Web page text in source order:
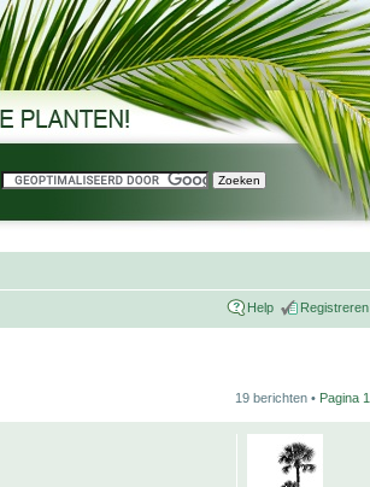
Help Registreren
19 berichten • Pagina 1